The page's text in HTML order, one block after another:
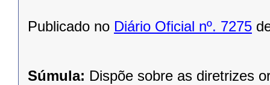
Publicado no Diário Oficial nº. 7275
Súmula: Dispõe sobre as diretrizes